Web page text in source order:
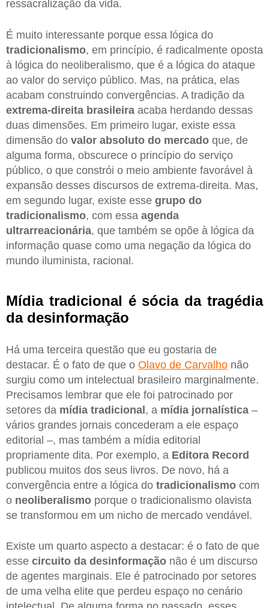
ressacralização da vida.
É muito interessante porque essa lógica do
tradicionalismo, em princípio, é radicalmente oposta
à lógica do neoliberalismo, que é a lógica do ataque
ao valor do serviço público. Mas, na prática, elas
acabam construindo convergências. A tradição da
extrema-direita brasileira acaba herdando dessas
duas dimensões. Em primeiro lugar, existe essa
dimensão do valor absoluto do mercado que, de
alguma forma, obscurece o princípio do serviço
público, o que constrói o meio ambiente favorável à
expansão desses discursos de extrema-direita. Mas,
em segundo lugar, existe esse grupo do
tradicionalismo, com essa agenda
ultrarreacionária, que também se opõe à lógica da
informação quase como uma negação da lógica do
mundo iluminista, racional.
Mídia tradicional é sócia da tragédia
da desinformação
Há uma terceira questão que eu gostaria de
destacar. É o fato de que o Olavo de Carvalho não
surgiu como um intelectual brasileiro marginalmente.
Precisamos lembrar que ele foi patrocinado por
setores da mídia tradicional, a mídia jornalística –
vários grandes jornais concederam a ele espaço
editorial –, mas também a mídia editorial
propriamente dita. Por exemplo, a Editora Record
publicou muitos dos seus livros. De novo, há a
convergência entre a lógica do tradicionalismo com
o neoliberalismo porque o tradicionalismo olavista
se transformou em um nicho de mercado vendável.
Existe um quarto aspecto a destacar: é o fato de que
esse circuito da desinformação não é um discurso
de agentes marginais. Ele é patrocinado por setores
de uma velha elite que perdeu espaço no cenário